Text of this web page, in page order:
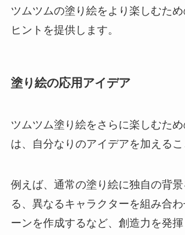
ツムツムの塗り絵をより楽しむた
ヒントを提供します。
塗り絵の応用アイデア
ツムツム塗り絵をさらに楽しむた
は、自分なりのアイデアを加えるこ
例えば、通常の塗り絵に独自の背景
る、異なるキャラクターを組み合
ーンを作成するなど、創造力を発揮